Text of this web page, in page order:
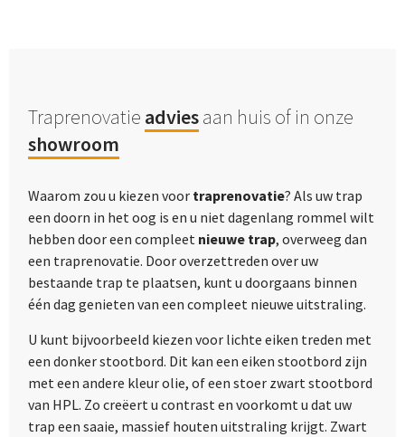
Traprenovatie adviesaan huis of in onze
showroom
Waarom zou u kiezen voor traprenovatie? Als uw trap
een doorn in het oog is en u niet dagenlang rommel wilt
hebben door een compleet nieuwe trap, overweeg dan
een traprenovatie. Door overzettreden over uw
bestaande trap te plaatsen, kunt u doorgaans binnen
één dag genieten van een compleet nieuwe uitstraling.
U kunt bijvoorbeeld kiezen voor lichte eiken treden met
een donker stootbord. Dit kan een eiken stootbord zijn
met een andere kleur olie, of een stoer zwart stootbord
van HPL. Zo creëert u contrast en voorkomt u dat uw
trap een saaie, massief houten uitstraling krijgt. Zwart